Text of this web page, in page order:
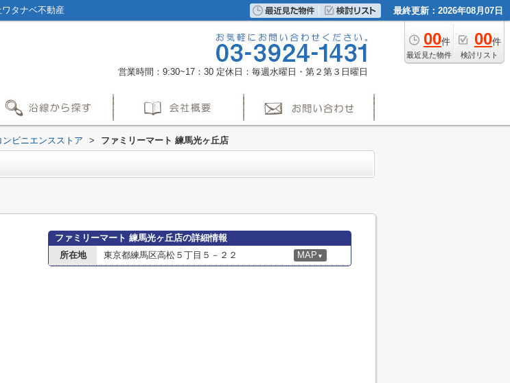
タナベ不動産 最終更新：2026年08月07日
00件
最近見た物件
00件
検討リスト
営業時間：9:30~17：30 定休日：毎週水曜日・第２第３日曜日
ンビニエンスストア > ファミリーマート 練馬光ヶ丘店
ファミリーマート 練馬光ヶ丘店の詳細情報
所在地
東京都練馬区高松５丁目５－２２ MAP ▼